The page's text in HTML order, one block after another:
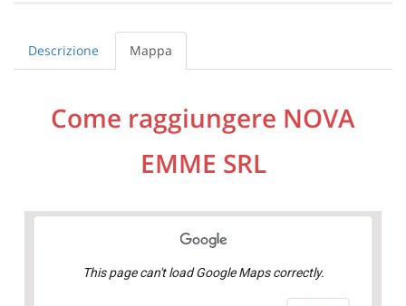
Descrizione Mappa
Come raggiungere NOVA
EMME SRL
This page can't load Google Maps correctly.